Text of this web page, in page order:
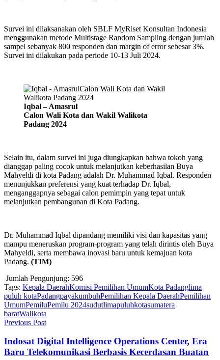
Survei ini dilaksanakan oleh SBLF MyRiset Konsultan Indonesia
menggunakan metode Multistage Random Sampling dengan jumlah
sampel sebanyak 800 responden dan margin of error sebesar 3%.
Survei ini dilakukan pada periode 10-13 Juli 2024.
Iqbal – Amasrul
Calon Wali Kota dan Wakil Walikota
Padang 2024
Selain itu, dalam survei ini juga diungkapkan bahwa tokoh yang
dianggap paling cocok untuk melanjutkan keberhasilan Buya
Mahyeldi di kota Padang adalah Dr. Muhammad Iqbal. Responden
menunjukkan preferensi yang kuat terhadap Dr. Iqbal,
menganggapnya sebagai calon pemimpin yang tepat untuk
melanjutkan pembangunan di Kota Padang.
Dr. Muhammad Iqbal dipandang memiliki visi dan kapasitas yang
mampu meneruskan program-program yang telah dirintis oleh Buya
Mahyeldi, serta membawa inovasi baru untuk kemajuan kota
Padang. (TIM)
Jumlah Pengunjung: 596
Tags: Kepala DaerahKomisi Pemilihan UmumKota Padanglima
puluh kotaPadangpayakumbuhPemilihan Kepala DaerahPemilihan
UmumPemiluPemilu 2024sudutlimapuluhkotasumatera
baratWalikota
Previous Post
Indosat Digital Intelligence Operations Center, Era
Baru Telekomunikasi Berbasis Kecerdasan Buatan